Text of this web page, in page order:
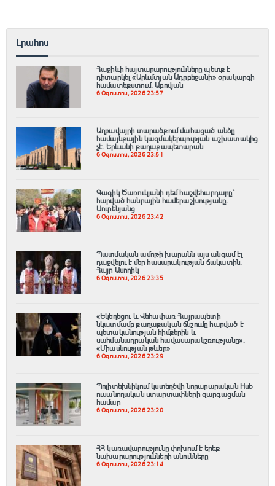
Լրահոս
Հաջիևի հայտարարությունները պետք է
դիտարկել «Արևմտյան Ադրբեջանի» օրակարգի
համատեքստում․ Աբովյան
6 Օգոստոս, 2026 23:57
Աղբավայրի տարածքում մահացած անձը
համայնքային կազմակերպության աշխատակից
չէ․ Երևանի քաղաքապետարան
6 Օգոստոս, 2026 23:51
Գագիկ Ծառուկյանի դեմ հաշվեհարդարը՝
հարված հանրային համերաշխությանը.
Սուրենյանց
6 Օգոստոս, 2026 23:42
Պատմական ամոթի խարանն այս անգամ էլ
դաջվելու է մեր հասարակության ճակատին․
Հայր Ասողիկ
6 Օգոստոս, 2026 23:35
«Եկեղեցու և Վեհափառ Հայրապետի
նկատմամբ քաղաքական ճնշումը հարված է
պետականության հիմքերին և
սահմանադրական հավասարակշռությանը»․
«Միասնության թևեր»
6 Օգոստոս, 2026 23:29
Պոլիտեխնիկում կստեղծվի նորարարական Hub
ուսանողական ստարտափների զարգացման
համար
6 Օգոստոս, 2026 23:20
ՀՀ կառավարությունը փոխում է երեք
նախարարությունների անունները
6 Օգոստոս, 2026 23:14